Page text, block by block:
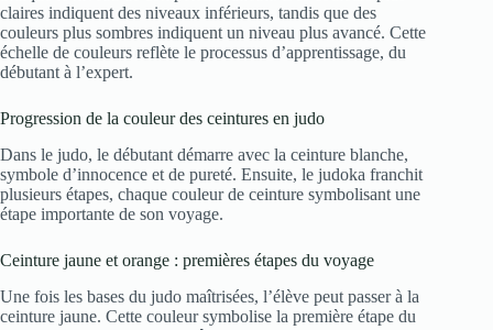
claires indiquent des niveaux inférieurs, tandis que des
couleurs plus sombres indiquent un niveau plus avancé. Cette
échelle de couleurs reflète le processus d’apprentissage, du
débutant à l’expert.
Progression de la couleur des ceintures en judo
Dans le judo, le débutant démarre avec la ceinture blanche,
symbole d’innocence et de pureté. Ensuite, le judoka franchit
plusieurs étapes, chaque couleur de ceinture symbolisant une
étape importante de son voyage.
Ceinture jaune et orange : premières étapes du voyage
Une fois les bases du judo maîtrisées, l’élève peut passer à la
ceinture jaune. Cette couleur symbolise la première étape du